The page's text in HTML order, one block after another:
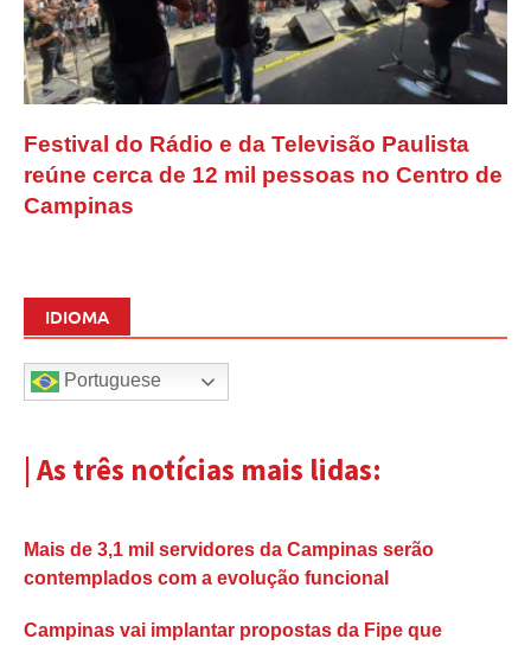
Festival do Rádio e da Televisão Paulista
reúne cerca de 12 mil pessoas no Centro de
Campinas
IDIOMA
Portuguese
| As três notícias mais lidas:
Mais de 3,1 mil servidores da Campinas serão
contemplados com a evolução funcional
Campinas vai implantar propostas da Fipe que